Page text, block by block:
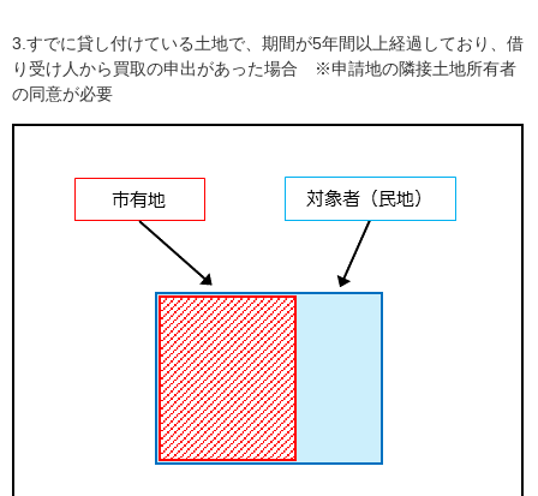
3.すでに貸し付けている土地で、期間が5年間以上経過しており、借
り受け人から買取の申出があった場合 ※申請地の隣接土地所有者
の同意が必要